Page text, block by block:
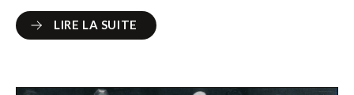
LIRE LA SUITE